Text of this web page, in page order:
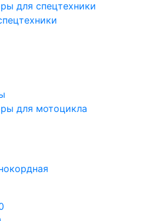
для спецтехники
для мотоцикла